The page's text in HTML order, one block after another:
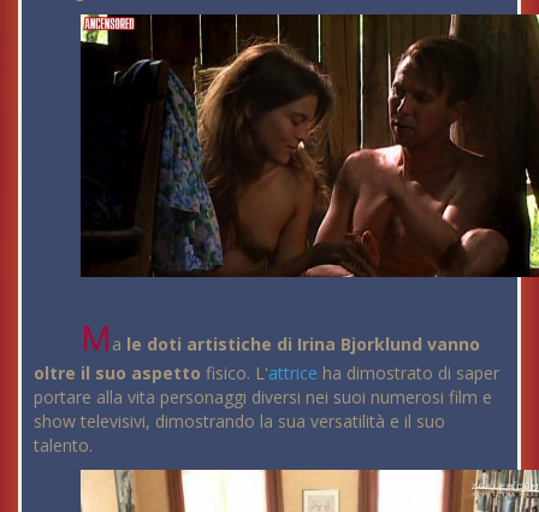
M a le doti artistiche di Irina Bjorklund vanno
oltre il suo aspetto fisico. L'attrice ha dimostrato di saper
portare alla vita personaggi diversi nei suoi numerosi film e
show televisivi, dimostrando la sua versatilità e il suo
talento.